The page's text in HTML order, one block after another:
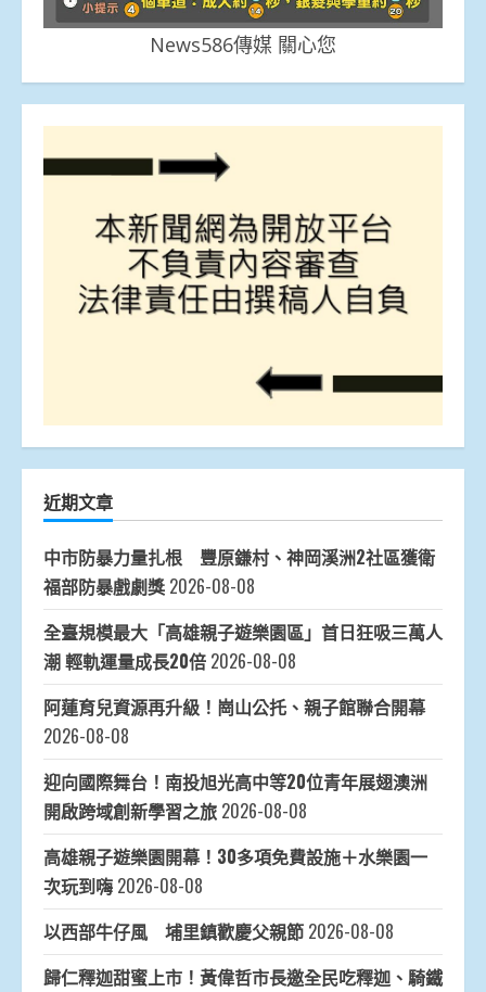
News586傳媒 關心您
近期文章
中市防暴力量扎根 豐原鎌村、神岡溪洲2社區獲衛
福部防暴戲劇獎 2026-08-08
全臺規模最大「高雄親子遊樂園區」首日狂吸三萬人
潮 輕軌運量成長20倍 2026-08-08
阿蓮育兒資源再升級！崗山公托、親子館聯合開幕
2026-08-08
迎向國際舞台！南投旭光高中等20位青年展翅澳洲
開啟跨域創新學習之旅 2026-08-08
高雄親子遊樂園開幕！30多項免費設施＋水樂園一
次玩到嗨 2026-08-08
以西部牛仔風 埔里鎮歡慶父親節 2026-08-08
歸仁釋迦甜蜜上市！黃偉哲市長邀全民吃釋迦、騎鐵